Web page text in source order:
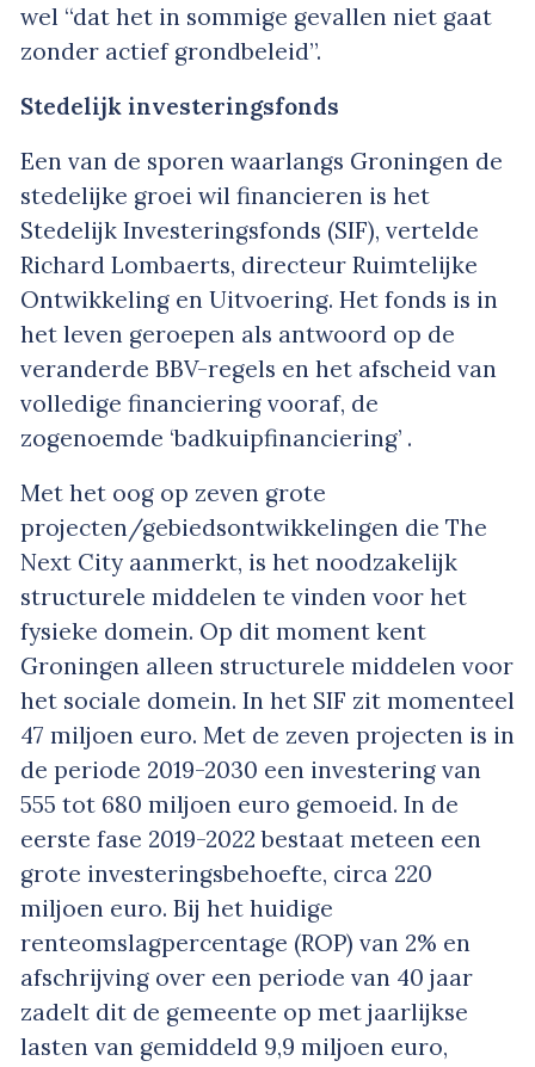
wel “dat het in sommige gevallen niet gaat
zonder actief grondbeleid”.
Stedelijk investeringsfonds
Een van de sporen waarlangs Groningen de
stedelijke groei wil financieren is het
Stedelijk Investeringsfonds (SIF), vertelde
Richard Lombaerts, directeur Ruimtelijke
Ontwikkeling en Uitvoering. Het fonds is in
het leven geroepen als antwoord op de
veranderde BBV-regels en het afscheid van
volledige financiering vooraf, de
zogenoemde ‘badkuipfinanciering’ .
Met het oog op zeven grote
projecten/gebiedsontwikkelingen die The
Next City aanmerkt, is het noodzakelijk
structurele middelen te vinden voor het
fysieke domein. Op dit moment kent
Groningen alleen structurele middelen voor
het sociale domein. In het SIF zit momenteel
47 miljoen euro. Met de zeven projecten is in
de periode 2019-2030 een investering van
555 tot 680 miljoen euro gemoeid. In de
eerste fase 2019-2022 bestaat meteen een
grote investeringsbehoefte, circa 220
miljoen euro. Bij het huidige
renteomslagpercentage (ROP) van 2% en
afschrijving over een periode van 40 jaar
zadelt dit de gemeente op met jaarlijkse
lasten van gemiddeld 9,9 miljoen euro,